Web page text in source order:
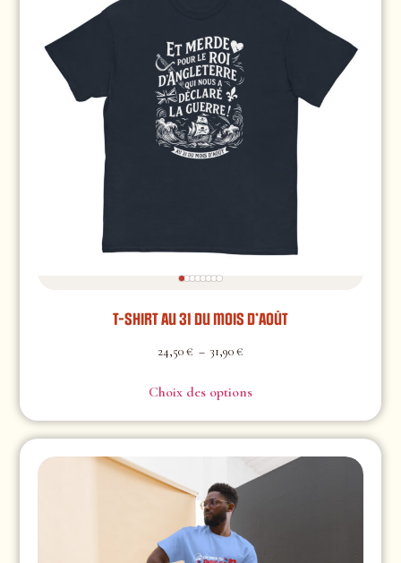
T-shirt Au 31 du mois d’Août
24,50€ – 31,90€
Choix des options